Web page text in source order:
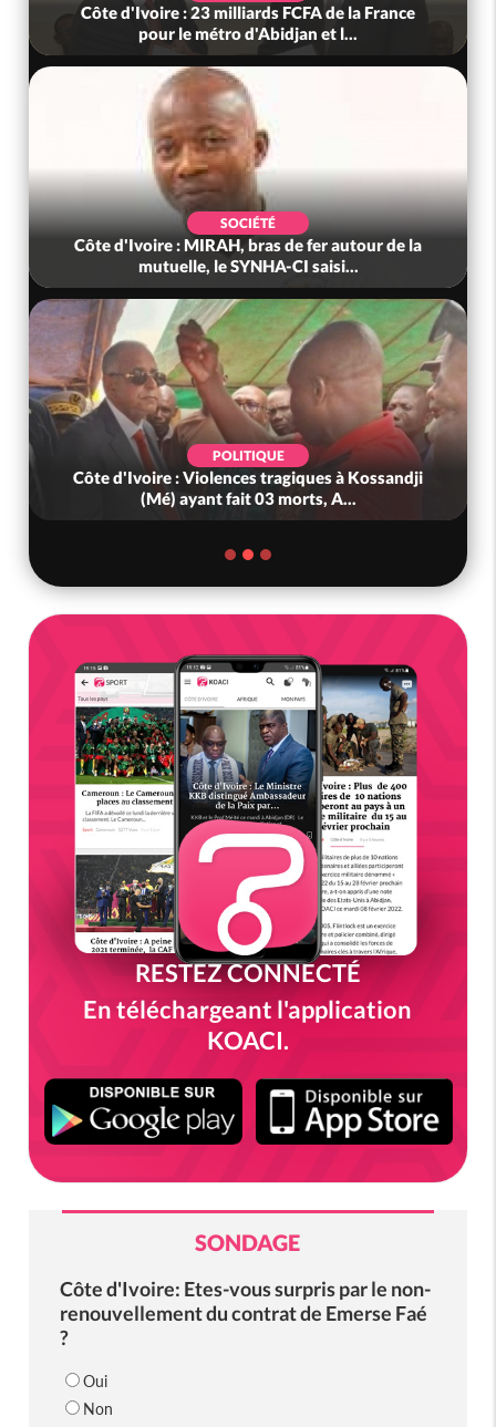
Côte d'Ivoire : 23 milliards FCFA de la France
pour le métro d'Abidjan et l...
SOCIÉTÉ
Côte d'Ivoire : MIRAH, bras de fer autour de la
mutuelle, le SYNHA-CI saisi...
POLITIQUE
Côte d'Ivoire : Violences tragiques à Kossandji
(Mé) ayant fait 03 morts, A...
RESTEZ CONNECTÉ
En téléchargeant l'application
KOACI.
SONDAGE
Côte d'Ivoire: Etes-vous surpris par le non-
renouvellement du contrat de Emerse Faé
?
Oui
Non